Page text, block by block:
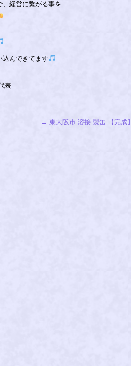
、経営に繋がる事を
込んできてます
表
← 東大阪市 溶接 製缶 【完成】